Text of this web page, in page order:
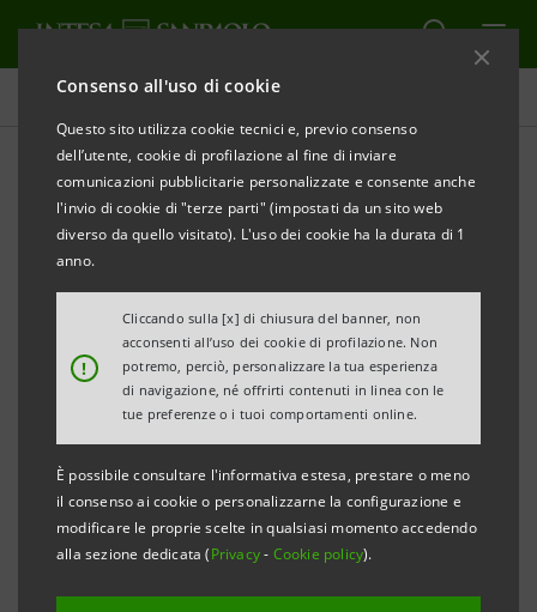
Consenso all'uso di cookie
Questo sito utilizza cookie tecnici e, previo consenso
dell’utente, cookie di profilazione al fine di inviare
comunicazioni pubblicitarie personalizzate e consente anche
l'invio di cookie di "terze parti" (impostati da un sito web
diverso da quello visitato). L'uso dei cookie ha la durata di 1
anno.
!
Cliccando sulla [x] di chiusura del banner, non
acconsenti all’uso dei cookie di profilazione. Non
potremo, perciò, personalizzare la tua esperienza
di navigazione, né offrirti contenuti in linea con le
tue preferenze o i tuoi comportamenti online.
È possibile consultare l'informativa estesa, prestare o meno
il consenso ai cookie o personalizzarne la configurazione e
modificare le proprie scelte in qualsiasi momento accedendo
alla sezione dedicata (Privacy- Cookie policy).
Investor relations
Prospetti
STAMPA AGGIORNA
Qui si trovano tutti i prospetti relativi ai titoli emessi
da Intesa Sanpaolo dal 1° gennaio 2007, data di
decorrenza della fusione tra Banca Intesa e Sanpaolo
IMI. Per i titoli emessi anteriormente a tale data, si
può fare riferimento ai precedenti siti delle due
banche, cliccando sui link qui sotto riportati.